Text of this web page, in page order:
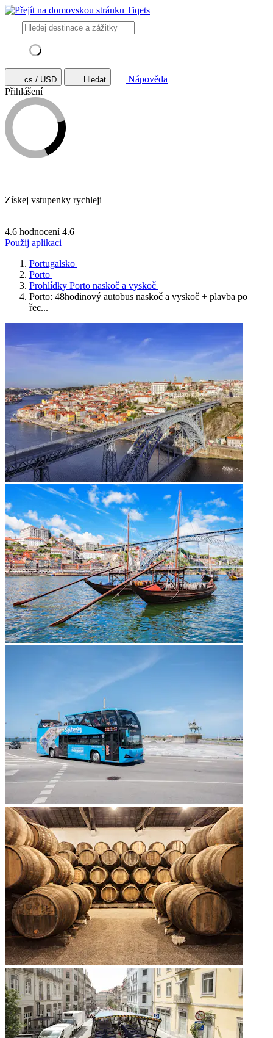
cs / USD Hledat
Nápověda
Přihlášení
Získej vstupenky rychleji
4.6 hodnocení 4.6
Použij aplikaci
Portugalsko
Porto
Prohlídky Porto naskoč a vyskoč
Porto: 48hodinový autobus naskoč a vyskoč + plavba po
řec...